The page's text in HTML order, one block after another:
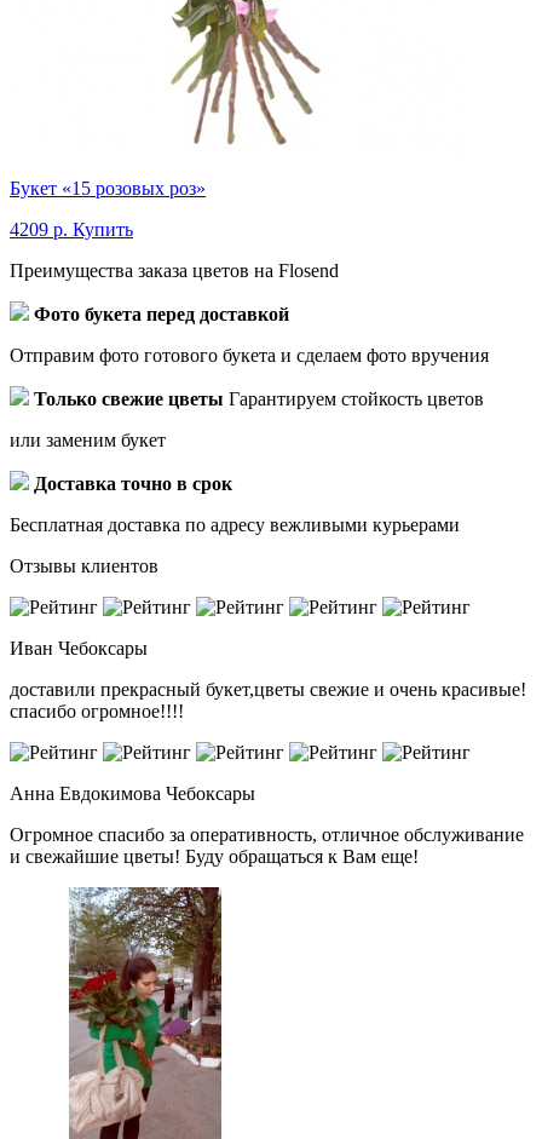
Букет «15 розовых роз»
4209 р. Купить
Преимущества заказа цветов на Flosend
Фото букета перед доставкой
Отправим фото готового букета и сделаем фото вручения
Только свежие цветы Гарантируем стойкость цветов
или заменим букет
Доставка точно в срок
Бесплатная доставка по адресу вежливыми курьерами
Отзывы клиентов
Иван Чебоксары
доставили прекрасный букет,цветы свежие и очень красивые!
спасибо огромное!!!!
Анна Евдокимова Чебоксары
Огромное спасибо за оперативность, отличное обслуживание
и свежайшие цветы! Буду обращаться к Вам еще!